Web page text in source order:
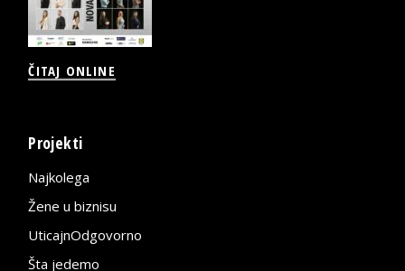
ČITAJ ONLINE
Projekti
Najkolega
Žene u biznisu
UticajnOdgovorno
Šta jedemo